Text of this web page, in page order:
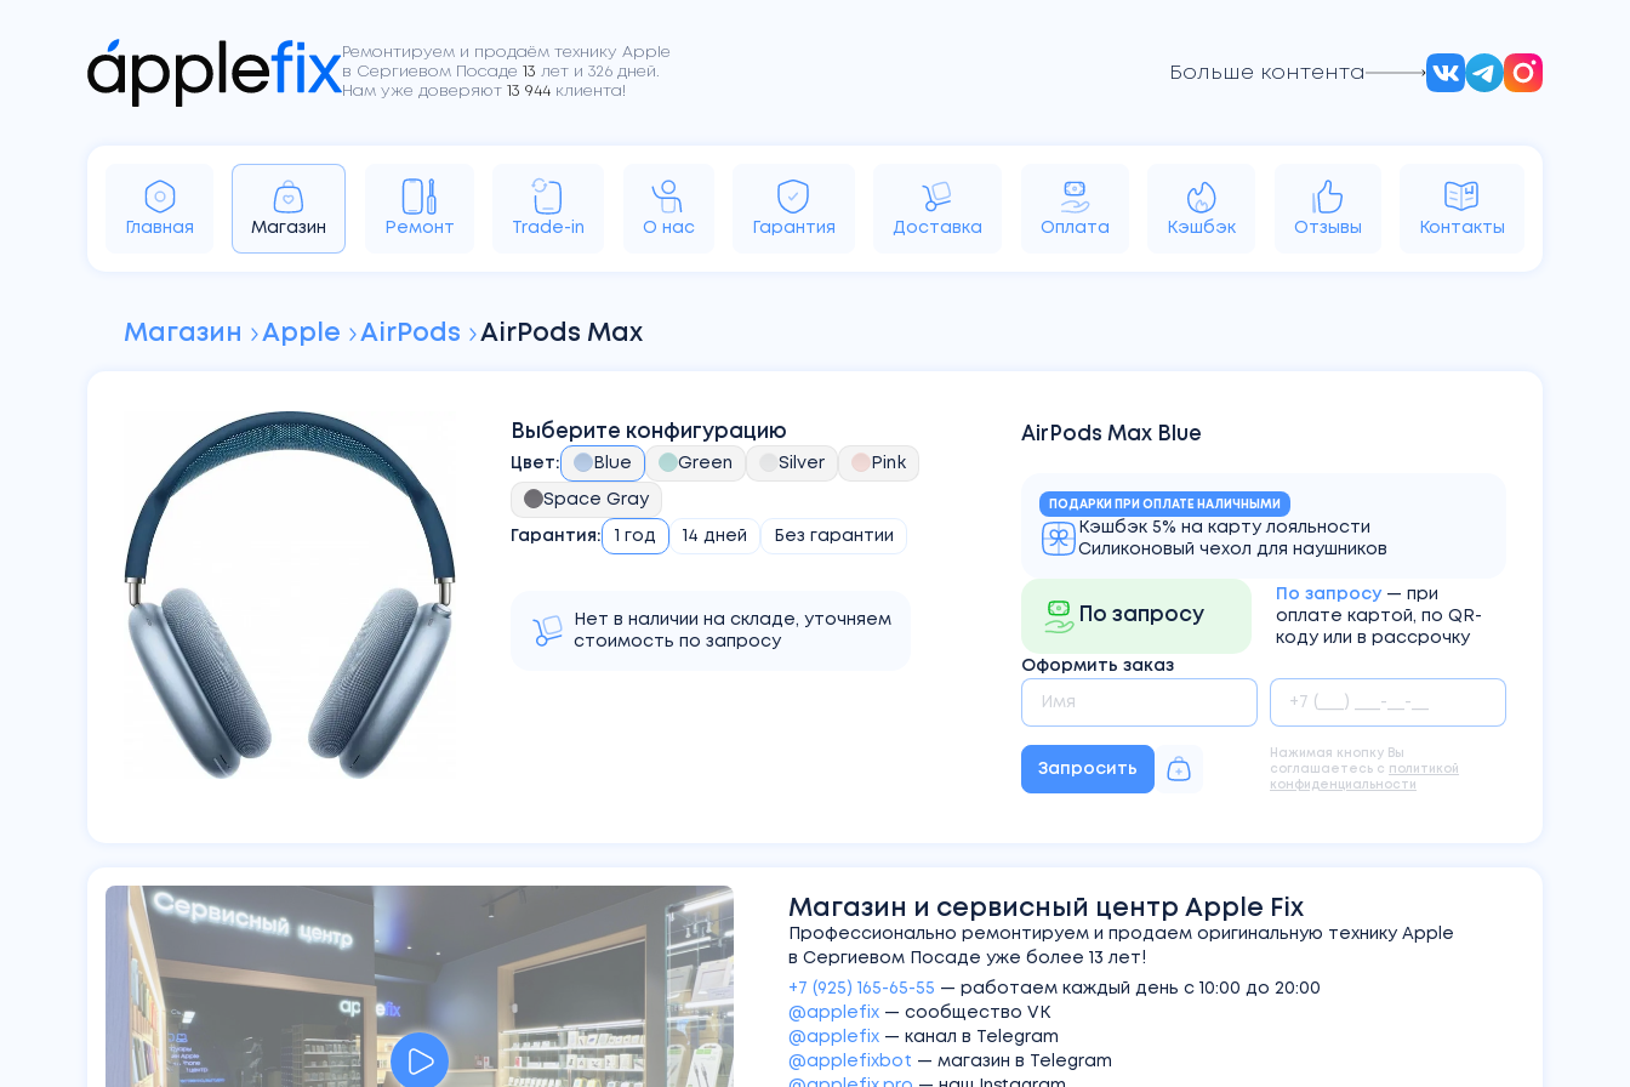
Ремонтируем и продаём технику Apple
в Сергиевом Посаде
13 лет и 326 дней.
Нам уже доверяют
13 944 клиента!
Больше контента
Главная Магазин Ремонт Trade-in О нас Гарантия Доставка Оплата Кэшбэк Отзывы Контакты
iPhone iPad Apple Watch AirPods MacBook iMac Apple TV HomePod Vision Аксессуары Яндекс
Магазин Apple AirPods AirPods Max
AirPods Max Blue
Выберите конфигурацию
Цвет: Blue Green Silver Pink
Space Gray
Гарантия: 1 год 14 дней Без гарантии
Нет в наличии на складе, уточняем
стоимость по запросу
ПОДАРКИ ПРИ ОПЛАТЕ НАЛИЧНЫМИ
Кэшбэк 5% на карту лояльности
Силиконовый чехол для наушников
По запросу
По запросу — при
оплате картой, по QR-
коду или в рассрочку
Оформить заказ
Запросить
Нажимая кнопку Вы
соглашаетесь с политикой
конфиденциальности
Магазин и сервисный центр Apple Fix
Профессионально ремонтируем и продаем оригинальную технику Apple
в Сергиевом Посаде уже более 13 лет!
+7 (925) 165-65-55 — работаем каждый день с 10:00 до 20:00
@applefix — сообщество VK
@applefix — канал в Telegram
@applefixbot — магазин в Telegram